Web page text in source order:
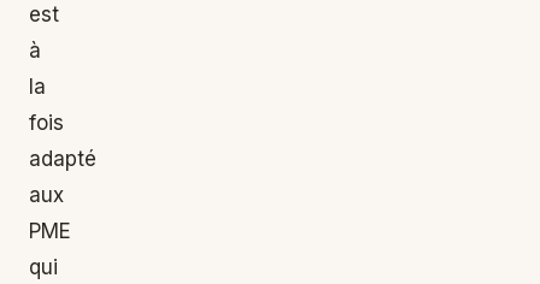
est
à
la
fois
adapté
aux
PME
qui